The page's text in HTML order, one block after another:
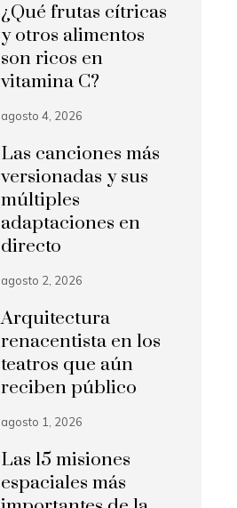
¿Qué frutas cítricas
y otros alimentos
son ricos en
vitamina C?
agosto 4, 2026
Las canciones más
versionadas y sus
múltiples
adaptaciones en
directo
agosto 2, 2026
Arquitectura
renacentista en los
teatros que aún
reciben público
agosto 1, 2026
Las 15 misiones
espaciales más